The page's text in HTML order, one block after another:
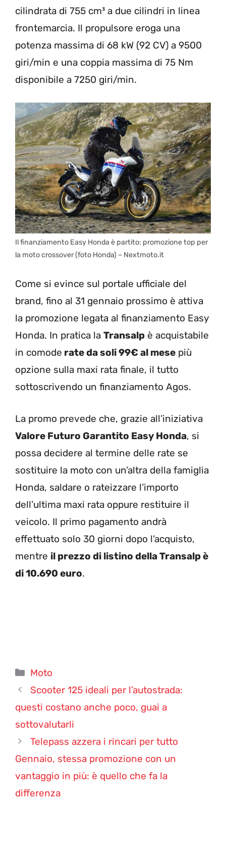
cilindrata di 755 cm³ a due cilindri in linea
frontemarcia. Il propulsore eroga una
potenza massima di 68 kW (92 CV) a 9500
giri/min e una coppia massima di 75 Nm
disponibile a 7250 giri/min.
Il finanziamento Easy Honda è partito: promozione top per
la moto crossover (foto Honda) – Nextmoto.it
Come si evince sul portale ufficiale del
brand, fino al 31 gennaio prossimo è attiva
la promozione legata al finanziamento Easy
Honda. In pratica la Transalp è acquistabile
in comode rate da soli 99€ al mese più
opzione sulla maxi rata finale, il tutto
sottoscrivendo un finanziamento Agos.
La promo prevede che, grazie all’iniziativa
Valore Futuro Garantito Easy Honda, si
possa decidere al termine delle rate se
sostituire la moto con un’altra della famiglia
Honda, saldare o rateizzare l’importo
dell’ultima maxi rata oppure restituire il
veicolo. Il primo pagamento andrà
effettuato solo 30 giorni dopo l’acquisto,
mentre il prezzo di listino della Transalp è
di 10.690 euro.
Categorie
Moto
Scooter 125 ideali per l’autostrada:
questi costano anche poco, guai a
sottovalutarli
Telepass azzera i rincari per tutto
Gennaio, stessa promozione con un
vantaggio in più: è quello che fa la
differenza